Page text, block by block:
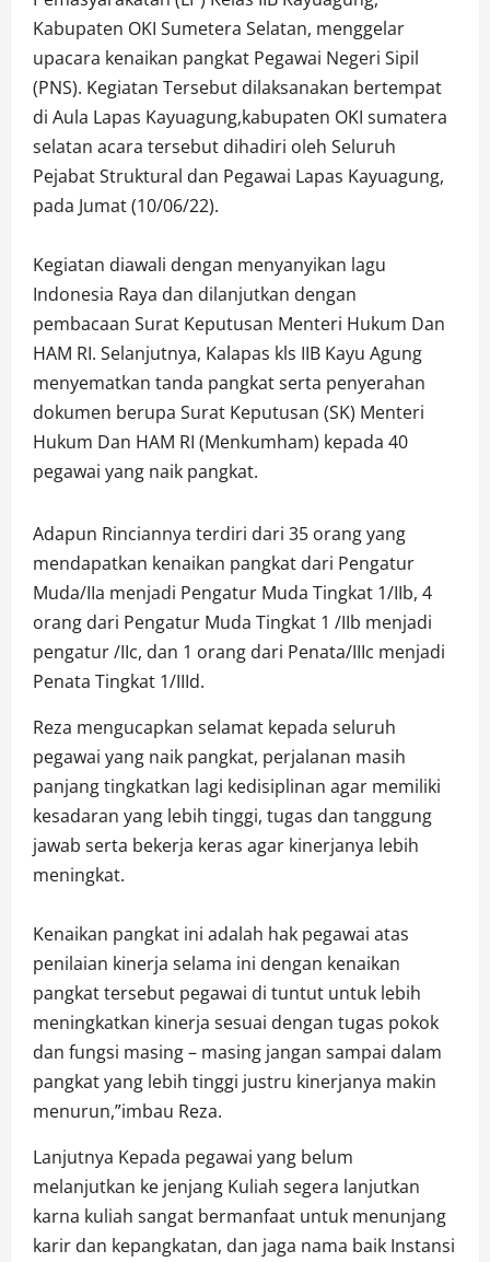
Kabupaten OKI Sumetera Selatan, menggelar
upacara kenaikan pangkat Pegawai Negeri Sipil
(PNS). Kegiatan Tersebut dilaksanakan bertempat
di Aula Lapas Kayuagung,kabupaten OKI sumatera
selatan acara tersebut dihadiri oleh Seluruh
Pejabat Struktural dan Pegawai Lapas Kayuagung,
pada Jumat (10/06/22).
Kegiatan diawali dengan menyanyikan lagu
Indonesia Raya dan dilanjutkan dengan
pembacaan Surat Keputusan Menteri Hukum Dan
HAM RI. Selanjutnya, Kalapas kls IIB Kayu Agung
menyematkan tanda pangkat serta penyerahan
dokumen berupa Surat Keputusan (SK) Menteri
Hukum Dan HAM RI (Menkumham) kepada 40
pegawai yang naik pangkat.
Adapun Rinciannya terdiri dari 35 orang yang
mendapatkan kenaikan pangkat dari Pengatur
Muda/IIa menjadi Pengatur Muda Tingkat 1/IIb, 4
orang dari Pengatur Muda Tingkat 1 /IIb menjadi
pengatur /IIc, dan 1 orang dari Penata/IIIc menjadi
Penata Tingkat 1/IIId.
Reza mengucapkan selamat kepada seluruh
pegawai yang naik pangkat, perjalanan masih
panjang tingkatkan lagi kedisiplinan agar memiliki
kesadaran yang lebih tinggi, tugas dan tanggung
jawab serta bekerja keras agar kinerjanya lebih
meningkat.
Kenaikan pangkat ini adalah hak pegawai atas
penilaian kinerja selama ini dengan kenaikan
pangkat tersebut pegawai di tuntut untuk lebih
meningkatkan kinerja sesuai dengan tugas pokok
dan fungsi masing – masing jangan sampai dalam
pangkat yang lebih tinggi justru kinerjanya makin
menurun,”imbau Reza.
Lanjutnya Kepada pegawai yang belum
melanjutkan ke jenjang Kuliah segera lanjutkan
karna kuliah sangat bermanfaat untuk menunjang
karir dan kepangkatan, dan jaga nama baik Instansi